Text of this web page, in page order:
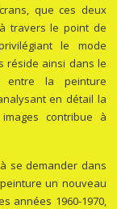
que ces deux
à travers le point de
le mode
réside ainsi dans le
entre la peinture
en détail la
contribue à
se demander dans
un nouveau
années 1960-1970,